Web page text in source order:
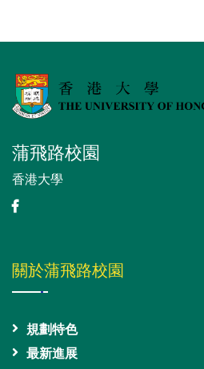
蒲飛路校園
香港大學
關於蒲飛路校園
規劃特色
最新進展